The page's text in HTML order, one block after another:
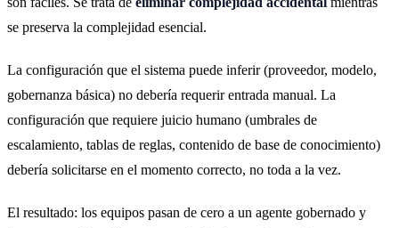
se preserva la complejidad esencial.
La configuración que el sistema puede inferir (proveedor, modelo,
gobernanza básica) no debería requerir entrada manual. La
configuración que requiere juicio humano (umbrales de
escalamiento, tablas de reglas, contenido de base de conocimiento)
debería solicitarse en el momento correcto, no toda a la vez.
El resultado: los equipos pasan de cero a un agente gobernado y